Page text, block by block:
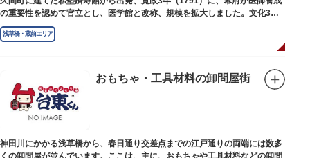
の重要性を認めて官立とし、医学館と改称、規模を拡大しました。文化3年
（1806）、大火に遭い焼失しましたが、同年に旧向柳原一丁目に移転、再建
されました。
弟育成をはかるなど、江戸時代後期から明治維新に至る日本の医学振興に貢
献しました。
※現在、この場所に「旧躋寿館跡 浅草医学館跡」に関する案内板や説明版
等は設置されておりません。
浅草橋・蔵前エリア
おもちゃ・工具材料の卸問屋街
神田川にかかる浅草橋から、春日通り交差点までの江戸通りの両端には数多
くの卸問屋が並んでいます。ここは、主に、おもちゃや工具材料などの卸問